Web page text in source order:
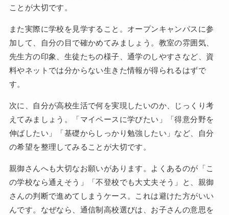
ことが大切です。
また実際に学校を見学すること。オープンキャンパスに参
加して、自分の目で確かめてみましょう。教室の雰囲気、
先生方の印象、生徒たちの様子、通学のしやすさなど、資
料やネットでは分からない生きた情報が得られるはずで
す。
次に、自分が高校生活で何を実現したいのか、じっくり考
えてみましょう。「マイペースに学びたい」「得意分野を
伸ばしたい」「基礎からしっかり勉強したい」など、自分
の希望を整理してみることが大切です。
親御さんへも大切なお願いがあります。よくあるのが「こ
の学校なら通えそう」「不登校でも大丈夫そう」と、親御
さんの判断で進めてしまうケース。これは避けた方がいい
んです。なぜなら、通信制高校選びは、お子さんの意思を